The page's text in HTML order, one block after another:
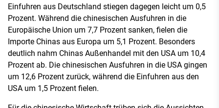
Einfuhren aus Deutschland stiegen dagegen leicht um 0,5
Prozent. Während die chinesischen Ausfuhren in die
Europäische Union um 7,7 Prozent sanken, fielen die
Importe Chinas aus Europa um 5,1 Prozent. Besonders
deutlich nahm Chinas Außenhandel mit den USA um 10,4
Prozent ab. Die chinesischen Ausfuhren in die USA gingen
um 12,6 Prozent zurück, während die Einfuhren aus den
USA um 1,5 Prozent fielen.